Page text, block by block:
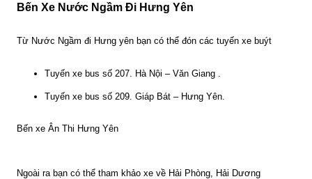
Bến Xe Nước Ngầm Đi Hưng Yên
Từ Nước Ngầm đi Hưng yên bạn có thể đón các tuyến xe buýt
Tuyến xe bus số 207. Hà Nội – Văn Giang .
Tuyến xe bus số 209. Giáp Bát – Hưng Yên.
Bến xe Ân Thi Hưng Yên
Ngoài ra bạn có thể tham khảo xe về Hải Phòng, Hải Dương